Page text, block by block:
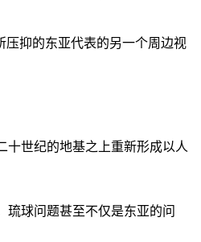
压抑的东亚代表的另一个周边视
十世纪的地基之上重新形成以人
琉球问题甚至不仅是东亚的问